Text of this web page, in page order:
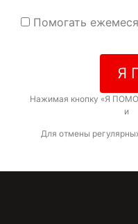
Помогать
Я
Нажимая кнопку «Я
и
Для отмены